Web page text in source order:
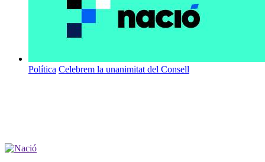
Política Celebrem la unanimitat del Consell